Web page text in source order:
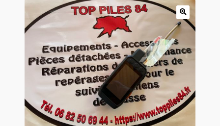
Panier
Produits populaires
Qui sommes-nous